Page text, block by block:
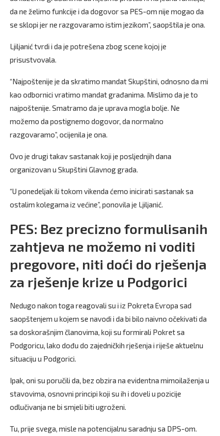
da ne želimo funkcije i da dogovor sa PES-om nije mogao da
se sklopi jer ne razgovaramo istim jezikom”, saopštila je ona.
Ljiljanić tvrdi i da je potrešena zbog scene kojoj je
prisustvovala.
“Najpoštenije je da skratimo mandat Skupštini, odnosno da mi
kao odbornici vratimo mandat građanima. Mislimo da je to
najpoštenije. Smatramo da je uprava mogla bolje. Ne
možemo da postignemo dogovor, da normalno
razgovaramo”, ocijenila je ona.
Ovo je drugi takav sastanak koji je posljednjih dana
organizovan u Skupštini Glavnog grada.
“U ponedeljak ili tokom vikenda ćemo inicirati sastanak sa
ostalim kolegama iz većine”, ponovila je Ljiljanić.
PES: Bez precizno formulisanih
zahtjeva ne možemo ni voditi
pregovore, niti doći do rješenja
za rješenje krize u Podgorici
Nedugo nakon toga reagovali su i iz Pokreta Evropa sad
saopštenjem u kojem se navodi i da bi bilo naivno očekivati da
sa doskorašnjim članovima, koji su formirali Pokret sa
Podgoricu, lako dođu do zajedničkih rješenja i riješe aktuelnu
situaciju u Podgorici.
Ipak, oni su poručili da, bez obzira na evidentna mimoilaženja u
stavovima, osnovni principi koji su ih i doveli u pozicije
odlučivanja ne bi smjeli biti ugroženi.
Tu, prije svega, misle na potencijalnu saradnju sa DPS-om.